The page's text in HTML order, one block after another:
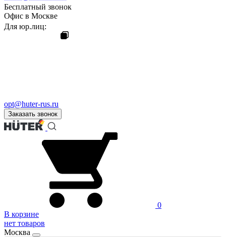
Бесплатный звонок
Офис в Москве
Для юр.лиц:
opt@huter-rus.ru
Заказать звонок
0
В корзине
нет товаров
Москва